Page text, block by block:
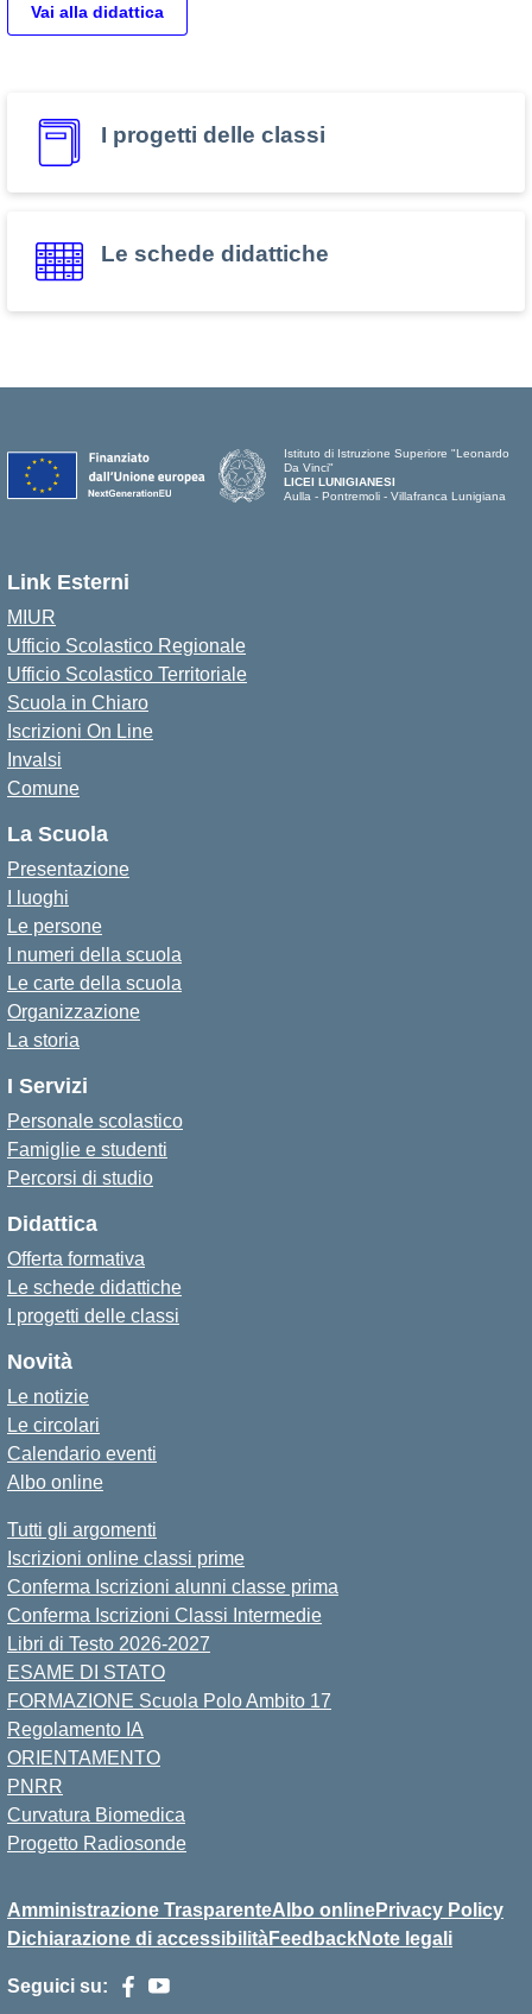
Vai alla didattica
I progetti delle classi
Le schede didattiche
Istituto di Istruzione Superiore "Leonardo
Da Vinci"
LICEI LUNIGIANESI
Aulla - Pontremoli - Villafranca Lunigiana
Link Esterni
MIUR
Ufficio Scolastico Regionale
Ufficio Scolastico Territoriale
Scuola in Chiaro
Iscrizioni On Line
Invalsi
Comune
La Scuola
Presentazione
I luoghi
Le persone
I numeri della scuola
Le carte della scuola
Organizzazione
La storia
I Servizi
Personale scolastico
Famiglie e studenti
Percorsi di studio
Didattica
Offerta formativa
Le schede didattiche
I progetti delle classi
Novità
Le notizie
Le circolari
Calendario eventi
Albo online
Tutti gli argomenti
Iscrizioni online classi prime
Conferma Iscrizioni alunni classe prima
Conferma Iscrizioni Classi Intermedie
Libri di Testo 2026-2027
ESAME DI STATO
FORMAZIONE Scuola Polo Ambito 17
Regolamento IA
ORIENTAMENTO
PNRR
Curvatura Biomedica
Progetto Radiosonde
Amministrazione TrasparenteAlbo onlinePrivacy Policy
Dichiarazione di accessibilitàFeedbackNote legali
Seguici su: